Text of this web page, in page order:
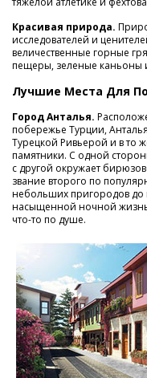
Красивая природа.
исследователей и
величественные горные
пещеры, зеленые каньоны
Лучшие Места Для
Город Анталья.
побережье Турции,
Турецкой Ривьерой и в то
памятники. С одной
с другой окружает
звание второго по
небольших пригородов до
насыщенной ночной
что-то по душе.